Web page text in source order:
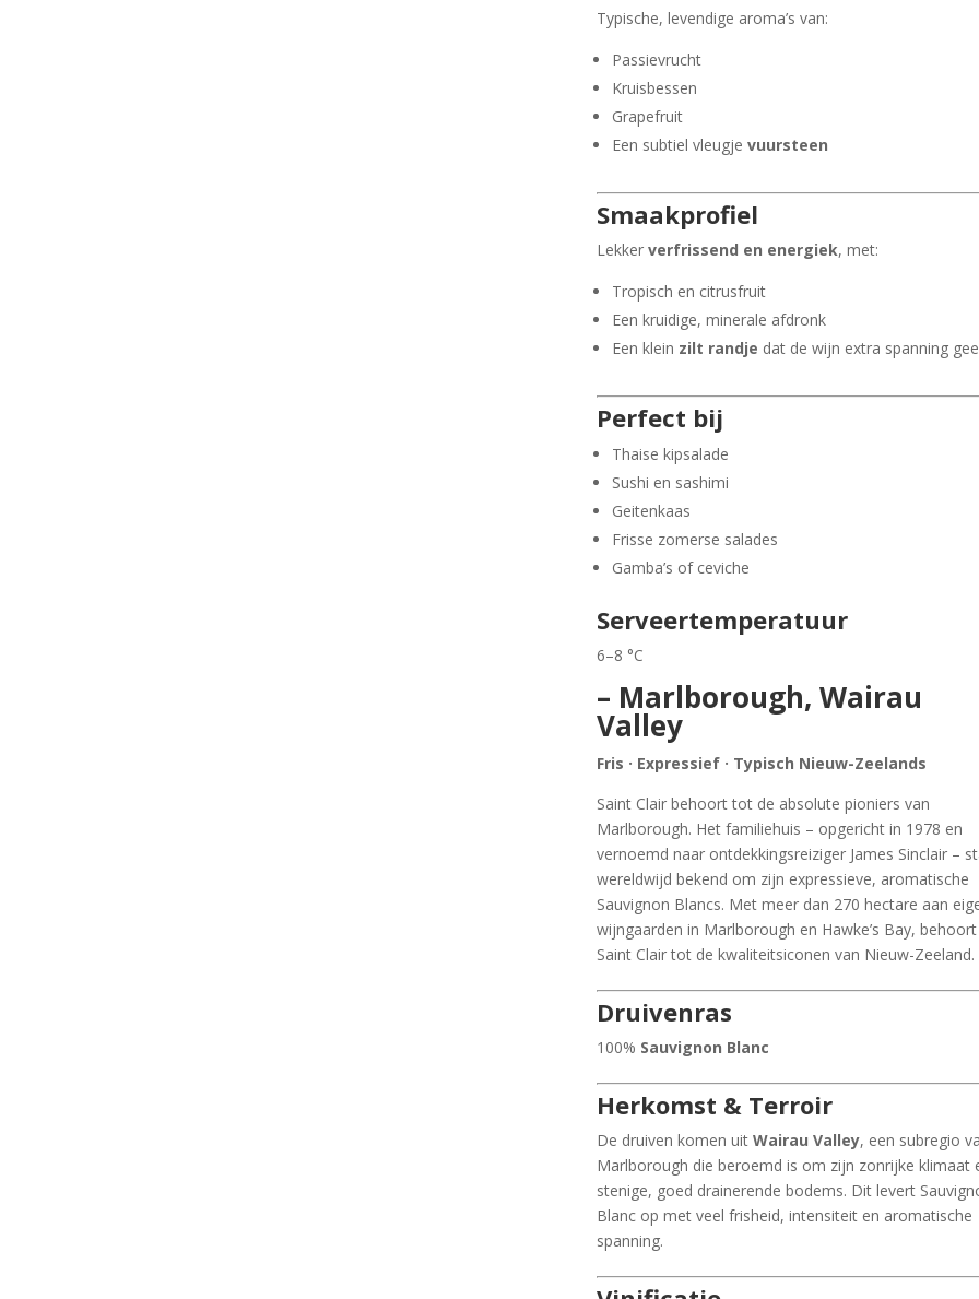
Typische, levendige aroma’s van:
Passievrucht
Kruisbessen
Grapefruit
Een subtiel vleugjevuursteen
Smaakprofiel
Lekkerverfrissend en energiek, met:
Tropisch en citrusfruit
Een kruidige, minerale afdronk
Een klein zilt randje dat de wijn extra spanning
Perfect bij
Thaise kipsalade
Sushi en sashimi
Geitenkaas
Frisse zomerse salades
Gamba’s of ceviche
Serveertemperatuur
6–8 °C
– Marlborough, Wairau
Valley
Fris · Expressief · Typisch Nieuw-Zeelands
Saint Clair behoort tot de absolute pioniers van
Marlborough. Het familiehuis – opgericht in 1978 en
vernoemd naar ontdekkingsreiziger James Sinclair –
wereldwijd bekend om zijn expressieve, aromatische
Sauvignon Blancs. Met meer dan 270 hectare aan
wijngaarden in Marlborough en Hawke’s Bay, behoort
Saint Clair tot de kwaliteitsiconen van Nieuw-Zeeland.
Druivenras
100% Sauvignon Blanc
Herkomst & Terroir
De druiven komen uitWairau Valley, een subregio
Marlborough die beroemd is om zijn zonrijke klimaat
stenige, goed drainerende bodems. Dit levert
Blanc op met veel frisheid, intensiteit en aromatische
spanning.